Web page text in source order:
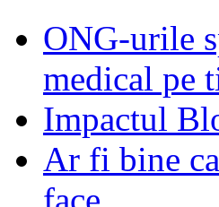
ONG-urile
medical pe
Impactul
Ar fi bine
face